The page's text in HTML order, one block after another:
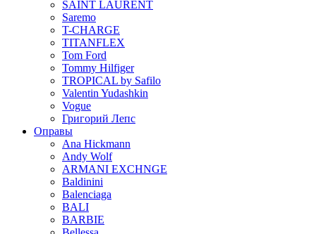
SAINT LAURENT
Saremo
T-CHARGE
TITANFLEX
Tom Ford
Tommy Hilfiger
TROPICAL by Safilo
Valentin Yudashkin
Vogue
Григорий Лепс
Оправы
Ana Hickmann
Andy Wolf
ARMANI EXCHNGE
Baldinini
Balenciaga
BALI
BARBIE